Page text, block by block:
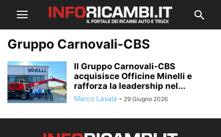
Gruppo Carnovali-CBS
Il Gruppo Carnovali-CBS
acquisisce Officine Minelli e
rafforza la leadership nel...
Marco Lasala - 29 Giugno 2026